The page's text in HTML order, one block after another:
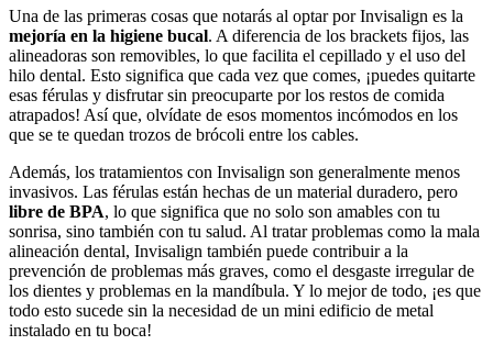
Una de las primeras cosas que notarás al optar por Invisalign es la
mejoría en la higiene bucal. A diferencia de los brackets fijos, las
alineadoras son removibles, lo que facilita el cepillado y el uso del
hilo dental. Esto significa que cada vez que comes, ¡puedes quitarte
esas férulas y disfrutar sin preocuparte por los restos de comida
atrapados! Así que, olvídate de esos momentos incómodos en los
que se te quedan trozos de brócoli entre los cables.
Además, los tratamientos con Invisalign son generalmente menos
invasivos. Las férulas están hechas de un material duradero, pero
libre de BPA, lo que significa que no solo son amables con tu
sonrisa, sino también con tu salud. Al tratar problemas como la mala
alineación dental, Invisalign también puede contribuir a la
prevención de problemas más graves, como el desgaste irregular de
los dientes y problemas en la mandíbula. Y lo mejor de todo, ¡es que
todo esto sucede sin la necesidad de un mini edificio de metal
instalado en tu boca!